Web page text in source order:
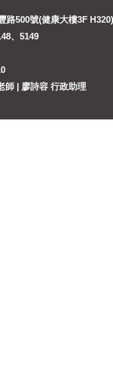
路500號(健康大樓3F H320)
、5149
師 | 廖詩容 行政助理